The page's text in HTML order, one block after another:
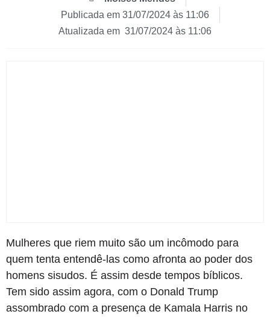
Publicada em 31/07/2024 às 11:06
Atualizada em 31/07/2024 às 11:06
Mulheres que riem muito são um incômodo para
quem tenta entendê-las como afronta ao poder dos
homens sisudos. É assim desde tempos bíblicos.
Tem sido assim agora, com o Donald Trump
assombrado com a presença de Kamala Harris no